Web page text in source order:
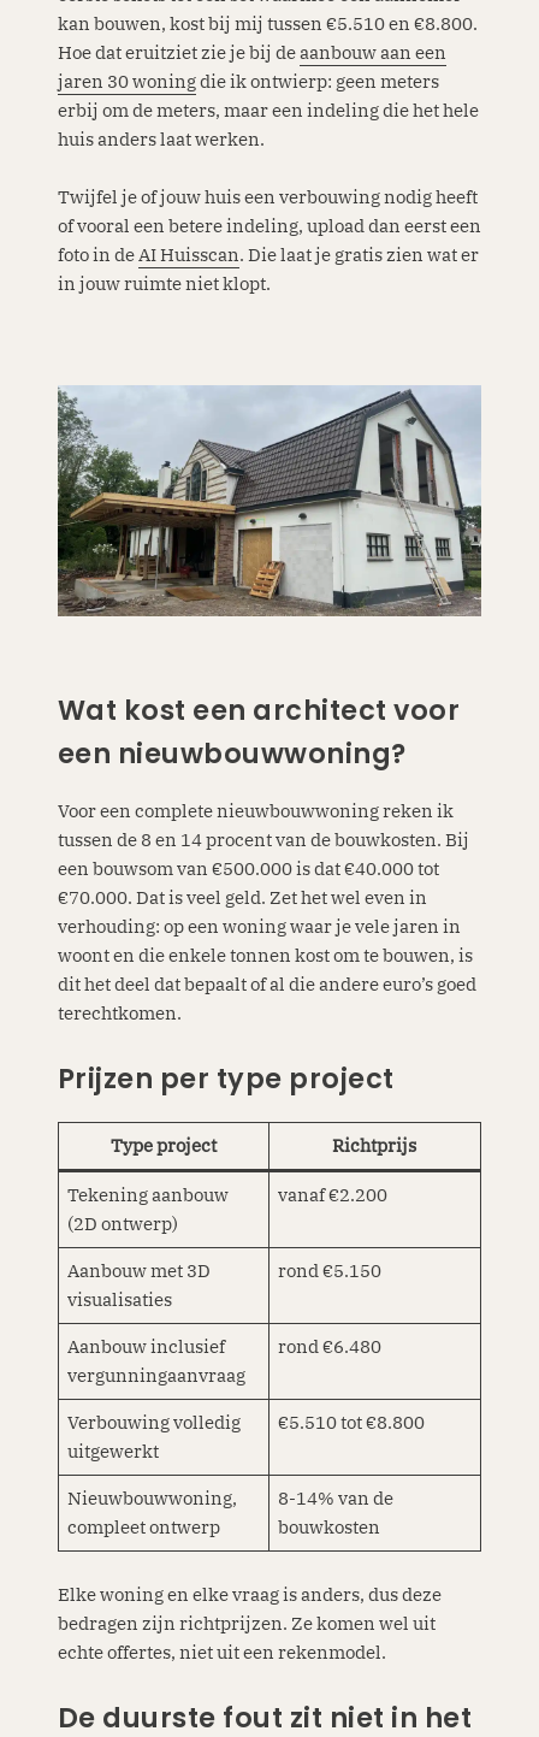
kan bouwen, kost bij mij tussen €5.510 en €8.800.
Hoe dat eruitziet zie je bij deaanbouw aan een
jaren 30 woningdie ik ontwierp: geen meters
erbij om de meters, maar een indeling die het hele
huis anders laat werken.
Twijfel je of jouw huis een verbouwing nodig heeft
of vooral een betere indeling, upload dan eerst een
foto in de AI Huisscan. Die laat je gratis zien wat er
in jouw ruimte niet klopt.
Wat kost een architect voor
een nieuwbouwwoning?
Voor een complete nieuwbouwwoning reken ik
tussen de 8 en 14 procent van de bouwkosten. Bij
een bouwsom van €500.000 is dat €40.000 tot
€70.000. Dat is veel geld. Zet het wel even in
verhouding: op een woning waar je vele jaren in
woont en die enkele tonnen kost om te bouwen, is
dit het deel dat bepaalt of al die andere euro’s goed
terechtkomen.
Prijzen per type project
Type project Richtprijs
Tekening aanbouw
(2D ontwerp)
vanaf €2.200
Aanbouw met 3D
visualisaties
rond €5.150
Aanbouw inclusief
vergunningaanvraag
rond €6.480
Verbouwing volledig
uitgewerkt
€5.510 tot €8.800
Nieuwbouwwoning,
compleet ontwerp
8-14% van de
bouwkosten
Elke woning en elke vraag is anders, dus deze
bedragen zijn richtprijzen. Ze komen wel uit
echte offertes, niet uit een rekenmodel.
De duurste fout zit niet in het